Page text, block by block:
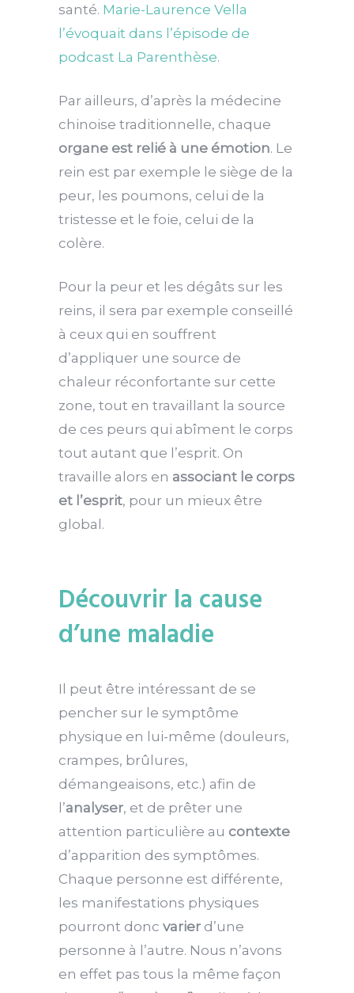
santé. Marie-Laurence Vella
l’évoquait dans l’épisode de
podcast La Parenthèse.
Par ailleurs, d’après la médecine
chinoise traditionnelle, chaque
organe est relié à une émotion. Le
rein est par exemple le siège de la
peur, les poumons, celui de la
tristesse et le foie, celui de la
colère.
Pour la peur et les dégâts sur les
reins, il sera par exemple conseillé
à ceux qui en souffrent
d’appliquer une source de
chaleur réconfortante sur cette
zone, tout en travaillant la source
de ces peurs qui abîment le corps
tout autant que l’esprit. On
travaille alors en associant le corps
et l’esprit, pour un mieux être
global.
Découvrir la cause
d’une maladie
Il peut être intéressant de se
pencher sur le symptôme
physique en lui-même (douleurs,
crampes, brûlures,
démangeaisons, etc.) afin de
l’analyser, et de prêter une
attention particulière au contexte
d’apparition des symptômes.
Chaque personne est différente,
les manifestations physiques
pourront donc varier d’une
personne à l’autre. Nous n’avons
en effet pas tous la même façon